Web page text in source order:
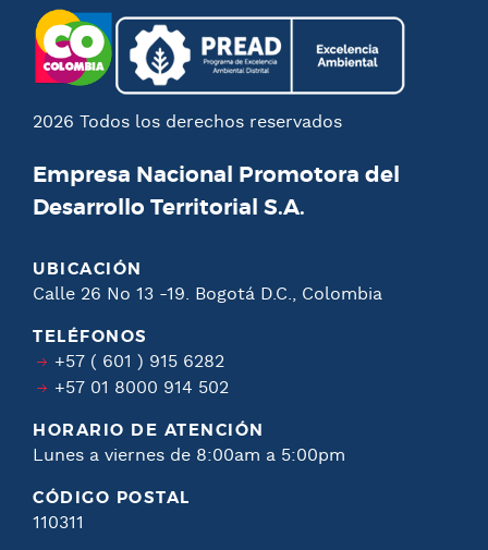
2026 Todos los derechos reservados
Empresa Nacional Promotora del
Desarrollo Territorial S.A.
UBICACIÓN
Calle 26 No 13 -19. Bogotá D.C., Colombia
TELÉFONOS
+57 ( 601 ) 915 6282
+57 01 8000 914 502
HORARIO DE ATENCIÓN
Lunes a viernes de 8:00am a 5:00pm
CÓDIGO POSTAL
110311